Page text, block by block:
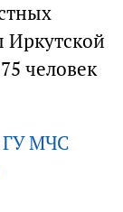
Иркутской
человек
ГУ МЧС